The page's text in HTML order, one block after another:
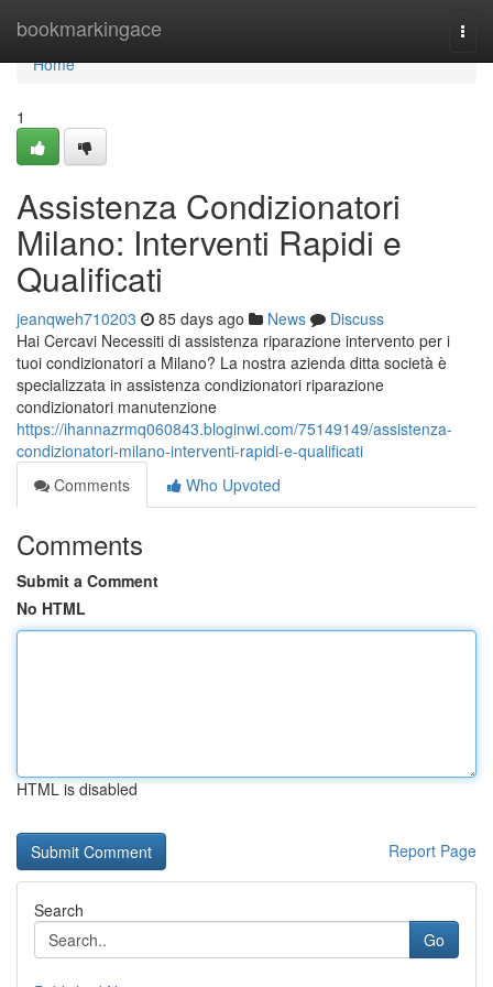
bookmarkingace
Home
Home
1
Assistenza Condizionatori
Milano: Interventi Rapidi e
Qualificati
jeanqweh710203 85 days ago News
Discuss
Hai Cercavi Necessiti di assistenza riparazione intervento per i
tuoi condizionatori a Milano? La nostra azienda ditta società è
specializzata in assistenza condizionatori riparazione
condizionatori manutenzione
https://ihannazrmq060843.bloginwi.com/75149149/assistenza-
condizionatori-milano-interventi-rapidi-e-qualificati
Comments
Who Upvoted
Comments
Submit a Comment
No HTML
HTML is disabled
Report Page
Search
Go